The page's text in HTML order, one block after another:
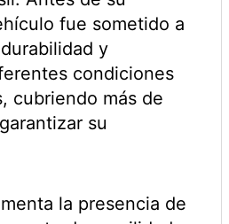
fue sometido a
y
condiciones
cubriendo más de
su
la presencia de